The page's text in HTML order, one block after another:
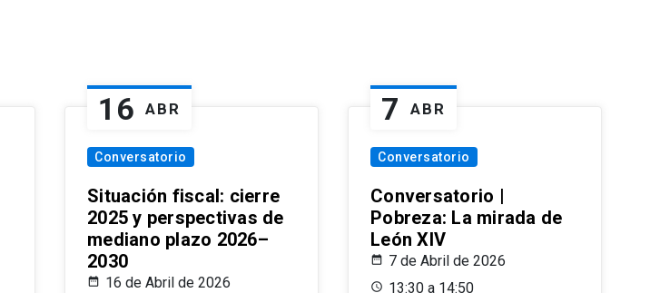
16 ABR
Conversatorio
Situación fiscal: cierre
2025 y perspectivas de
mediano plazo 2026–
2030
16 de Abril de 2026
7 ABR
Conversatorio
Conversatorio |
Pobreza: La mirada de
León XIV
7 de Abril de 2026
13:30 a 14:50